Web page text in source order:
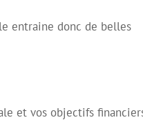
entraine donc de belles
et vos objectifs